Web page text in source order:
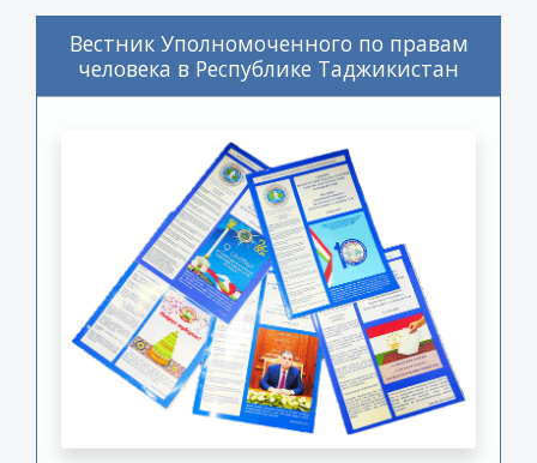
Вестник Уполномоченного по правам
человека в Республике Таджикистан